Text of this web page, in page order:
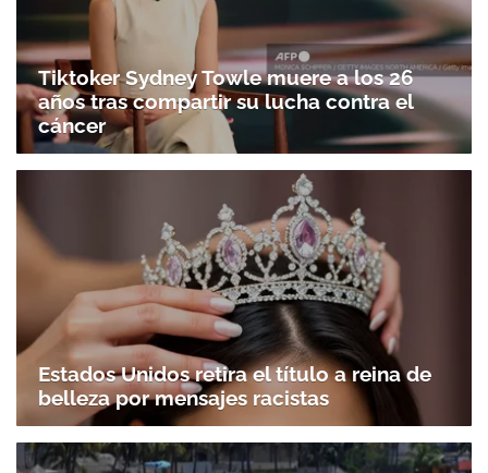
Tiktoker Sydney Towle muere a los 26
años tras compartir su lucha contra el
cáncer
Estados Unidos retira el título a reina de
belleza por mensajes racistas